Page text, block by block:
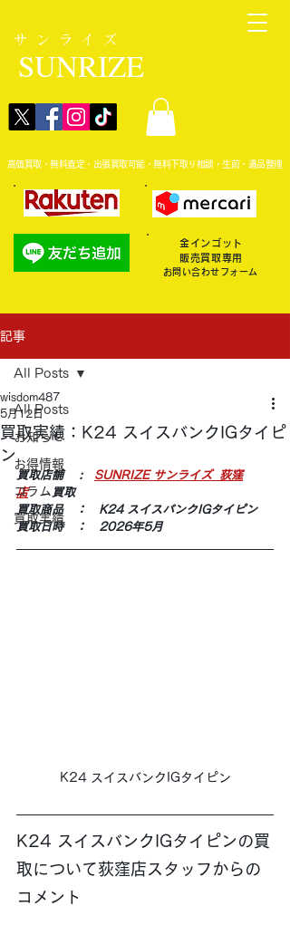
サンライズ
SUNRIZE
高価買取・無料査定・出張買取可能・無料下取り相談・生前・遺品整理
金インゴット
販売買取専用
お問い合わせフォーム
記事
All Posts
お知らせ
お得情報
コラム
買取実績
All Posts
買取実績：K24 スイスバンクIGタイピ
ン
wisdom487
5月12日
買取店舗 　: SUNRIZE サンライズ  荻窪
店 買取
買取商品　：　K24 スイスバンクIGタイピン
買取日時　：　2026年5月
K24 スイスバンクIGタイピン
K24 スイスバンクIGタイピンの買
取について荻窪店スタッフからの
コメント